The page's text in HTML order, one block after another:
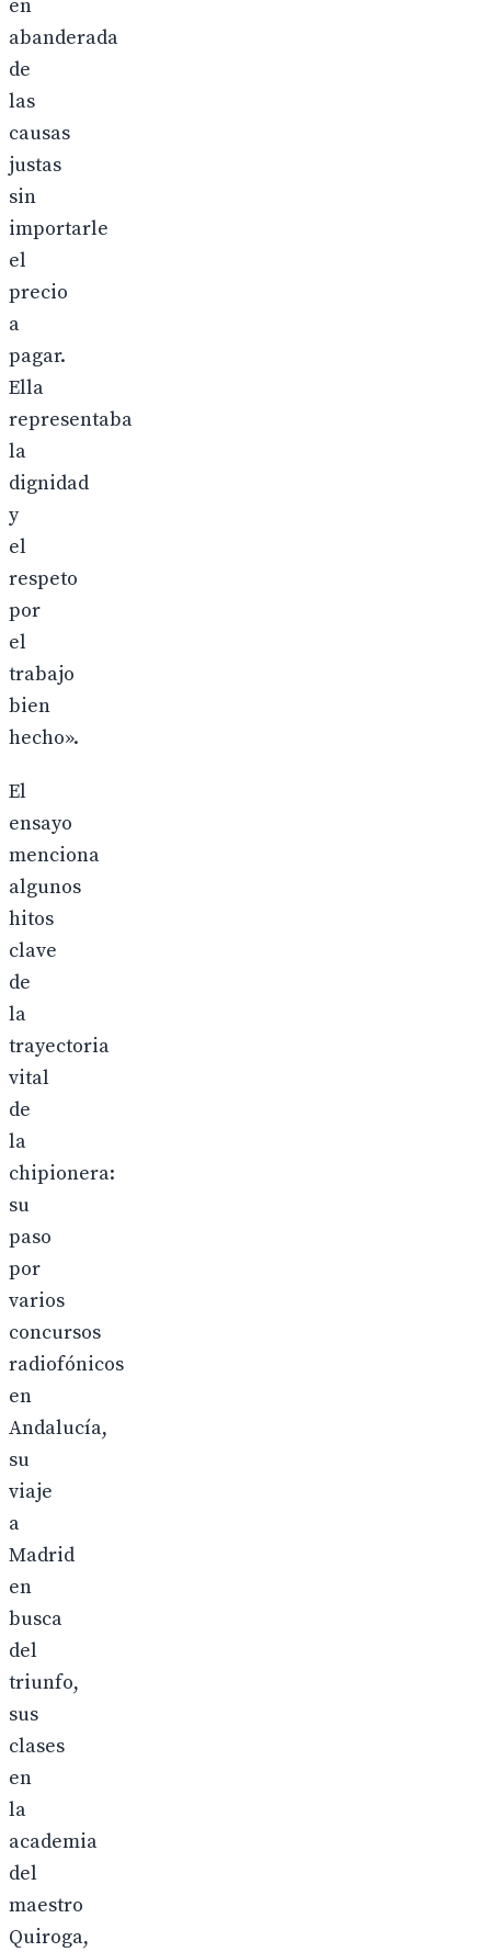
en
abanderada
de
las
causas
justas
sin
importarle
el
precio
a
pagar.
Ella
representaba
la
dignidad
y
el
respeto
por
el
trabajo
bien
hecho».
El
ensayo
menciona
algunos
hitos
clave
de
la
trayectoria
vital
de
la
chipionera:
su
paso
por
varios
concursos
radiofónicos
en
Andalucía,
su
viaje
a
Madrid
en
busca
del
triunfo,
sus
clases
en
la
academia
del
maestro
Quiroga,